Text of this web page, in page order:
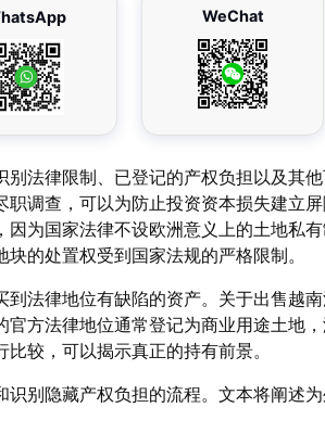
WeChat
法律限制、已登记的产权负担以及其
调查，可以为防止投资资本损失建立
为国家法律不设欧洲意义上的土地私
的处置权受到国家法规的严格限制。
法律地位有缺陷的资产。关于出售越
方法律地位通常登记为商业用途土地
较，可以揭示真正的持有前景。
别隐藏产权负担的流程。文本将阐述